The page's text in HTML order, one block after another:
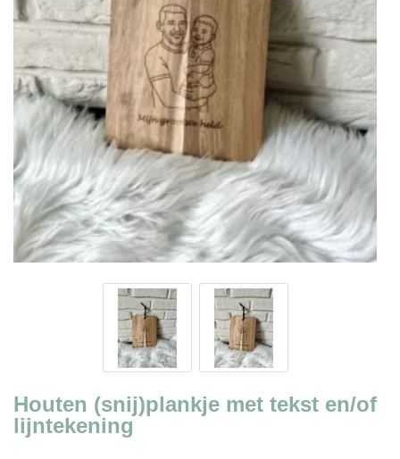
Houten (snij)plankje met tekst en/of
lijntekening